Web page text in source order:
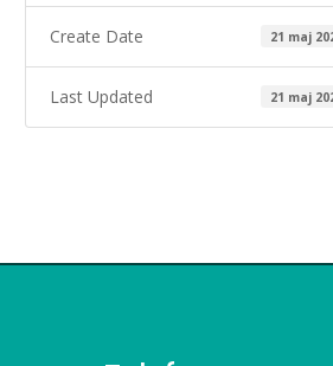
Create Date 21 maj
Last Updated 21 maj